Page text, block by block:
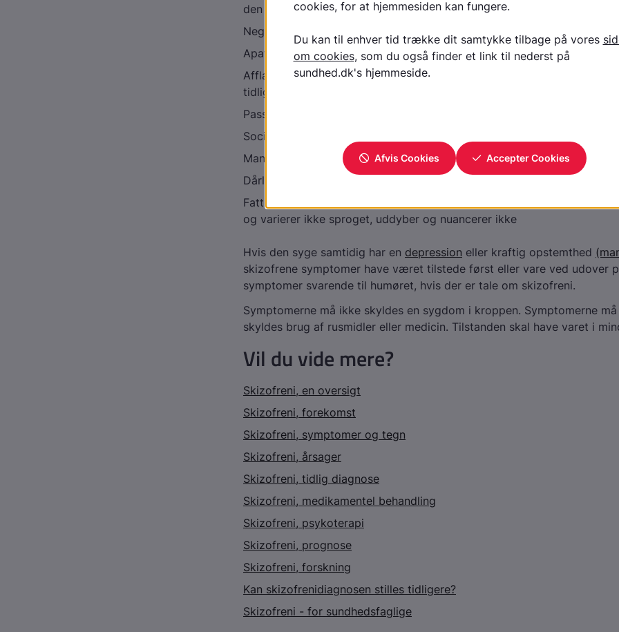
den syge går helt i stå og kan stivne i bestemte stillinger
Negative symptomer:
Apati
Affladning af følelser, dvs. man reagerer mindre følelsesmæssigt end
tidligere
Passivitet og mangel på initiativ
Social tilbagetrækning og isolation
Manglende initiativ og interesser
Dårlig kommunikation verbalt og nonverbalt
Fattigt sprog, dvs. man svarer måske kun med et eller få ord, bruger
og varierer ikke sproget, uddyber og nuancerer ikke
Hvis den syge samtidig har en depression eller kraftig opstemthed
skizofrene symptomer have været tilstede først eller vare ved udover
symptomer svarende til humøret, hvis der er tale om skizofreni.
Symptomerne må ikke skyldes en sygdom i kroppen. Symptomerne
skyldes brug af rusmidler eller medicin. Tilstanden skal have varet i
Vil du vide mere?
Skizofreni, en oversigt
Skizofreni, forekomst
Skizofreni, symptomer og tegn
Skizofreni, årsager
Skizofreni, tidlig diagnose
Skizofreni, medikamentel behandling
Skizofreni, psykoterapi
Skizofreni, prognose
Skizofreni, forskning
Kan skizofrenidiagnosen stilles tidligere?
Skizofreni - for sundhedsfaglige